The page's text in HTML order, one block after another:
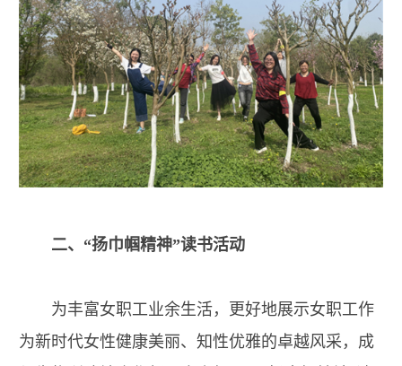
二、“扬巾帼精神”读书活动
为丰富女职工业余生活，更好地展示女职工作
为新时代女性健康美丽、知性优雅的卓越风采，成